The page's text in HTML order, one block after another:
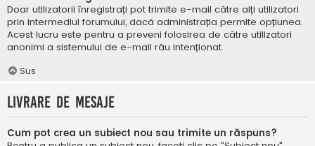
Doar utilizatorii înregistrați pot trimite e-mail către alți utilizatori
prin intermediul forumului, dacă administrația permite opțiunea.
Acest lucru este pentru a preveni folosirea de către utilizatori
anonimi a sistemului de e-mail rău intenționat.
Sus
Livrare de mesaje
Cum pot crea un subiect nou sau trimite un răspuns?